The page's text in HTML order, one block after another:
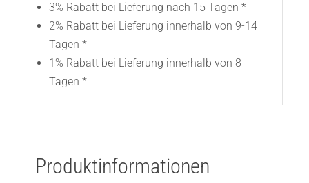
3% Rabatt bei Lieferung nach 15 Tagen *
2% Rabatt bei Lieferung innerhalb von 9-14
Tagen *
1% Rabatt bei Lieferung innerhalb von 8
Tagen *
Produktinformationen